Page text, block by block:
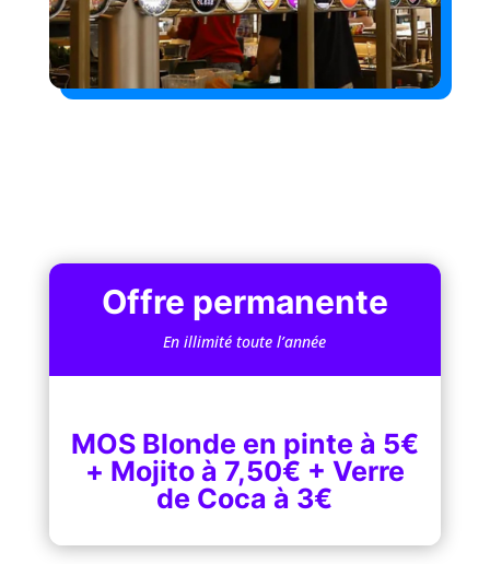
Offre permanente
En illimité toute l’année
MOS Blonde en pinte à 5€
+ Mojito à 7,50€ + Verre
de Coca à 3€